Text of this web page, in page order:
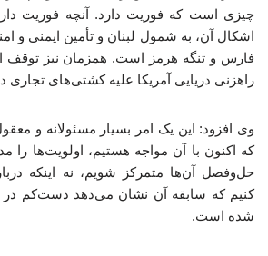
چیزی است که فوریت دارد. آنچه فوریت
اشکال آن، به شمول لبنان و تأمین ایمنی و
فارس و تنگه هرمز است. همزمان نیز توقف
راهزنی دریایی آمریکا علیه کشتی‌های تجاری
وی افزود: این یک امر بسیار مسئولانه و
که اکنون با آن مواجه هستیم، اولویت‌ها را
حل‌وفصل آن‌ها متمرکز شویم، نه اینکه
کنیم که سابقه آن نشان می‌دهد دست‌کم در
شده است.